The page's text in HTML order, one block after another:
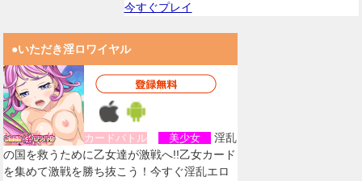
今すぐプレイ
●いただき淫ロワイヤル
カードバトル 美少女
淫乱
の国を救うために乙女達が激戦へ!!乙女カード
を集めて激戦を勝ち抜こう！今すぐ淫乱エロ